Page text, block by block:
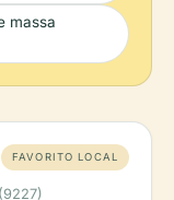
massa
FAVORITO LOCAL
(9227)